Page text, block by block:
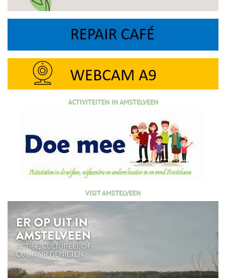
ACTIVITEITEN IN AMSTELVEEN
VISIT AMSTELVEEN